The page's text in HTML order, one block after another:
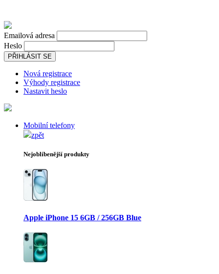
Emailová adresa
Heslo
PŘIHLÁSIT SE
Nová registrace
Výhody registrace
Nastavit heslo
Mobilní telefony
zpět
Nejoblíbenější produkty
Apple iPhone 15 6GB / 256GB Blue